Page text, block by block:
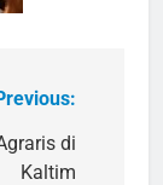
di
Kaltim